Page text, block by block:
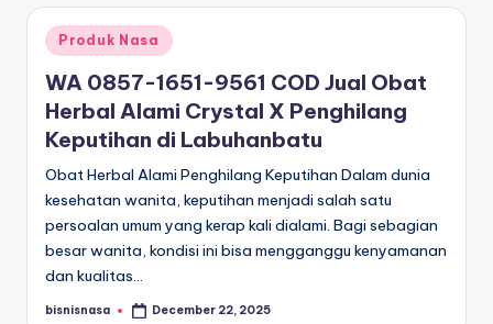
Posted
in
Produk Nasa
WA 0857-1651-9561 COD Jual Obat
Herbal Alami Crystal X Penghilang
Keputihan di Labuhanbatu
Obat Herbal Alami Penghilang Keputihan Dalam dunia
kesehatan wanita, keputihan menjadi salah satu
persoalan umum yang kerap kali dialami. Bagi sebagian
besar wanita, kondisi ini bisa mengganggu kenyamanan
dan kualitas…
Posted
bisnisnasa December 22, 2025